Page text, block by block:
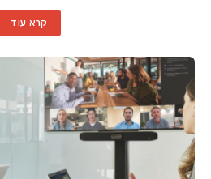
קרא עוד